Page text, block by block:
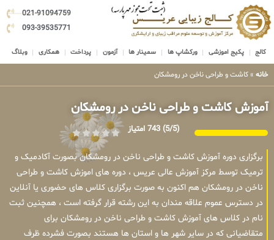
021-91094759
093-39535771
کالج پکیج اموزشی ورکشاپ ها سمینار ها آزمون پرداخت همکاری وبلاگ
خانه » کاشت و طراحی ناخن در رومشکان
آموزش کاشت و طراحی ناخن در رومشکان
(5/5) 743 امتیاز
برگزاری دوره آموزش کاشت و طراحی ناخن در رومشکان بصورت آکادمیک و
ترمیک توسط مرکز آموزش عالی عریس ، دوره های اموزش کاشت و طراحی
ناخن در رومشکان هم اکنون به صورت برگزاری کلاس های حضوری یا آنلاین
در دسترس عموم علاقه مندان به این رشته قرار گرفته است ، همچنین ثبت
نام در کلاس های آموزش کاشت و طراحی ناخن در رومشکان برای
متقاضیانی که در سایر شهر ها و استان ها هستند بصورت فشرده ظرف